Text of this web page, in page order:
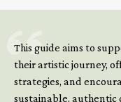
This guide aims to
their artistic journey,
strategies, and
sustainable, authentic